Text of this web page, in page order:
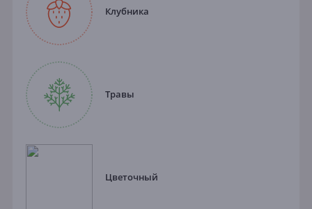
Клубника
Травы
Цветочный